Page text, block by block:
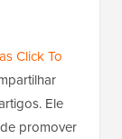
Click To
Ele
promover